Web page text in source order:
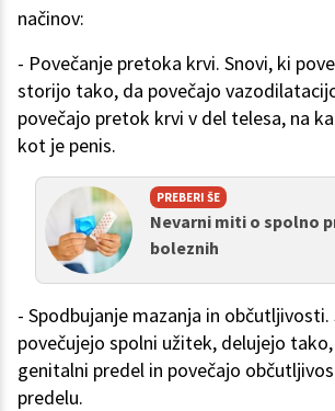
načinov:
- Povečanje pretoka krvi. Snovi, ki
storijo tako, da povečajo
povečajo pretok krvi v del telesa, na
kot je penis.
PREBERI ŠE
Nevarni miti o spolno
boleznih
- Spodbujanje mazanja in občutljivosti.
povečujejo spolni užitek, delujejo
genitalni predel in povečajo
predelu.